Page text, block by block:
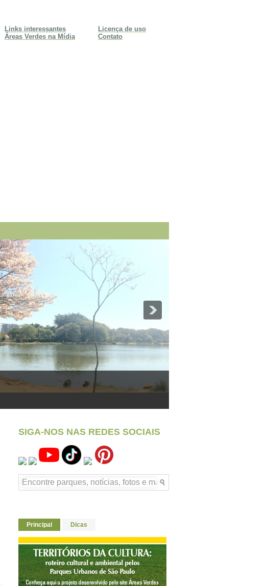
Licença de uso
Contato
Links interessantes
Áreas Verdes na Mídia
SIGA-NOS NAS REDES SOCIAIS
Principal Dicas